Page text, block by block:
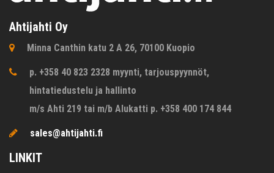
Ahtijahti Oy
Minna Canthin katu 2 A 26, 70100 Kuopio
p. +358 40 823 2328 myynti, tarjouspyynnöt,
hintatiedustelu ja hallinto
m/s Ahti 219 tai m/b Alukatti p. +358 400 174 844
sales@ahtijahti.fi
LINKIT